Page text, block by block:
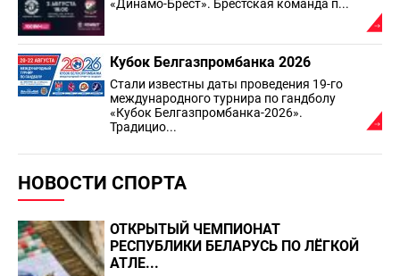
«Динамо-Брест». Брестская команда п...
Кубок Белгазпромбанка 2026
Стали известны даты проведения 19-го
международного турнира по гандболу
«Кубок Белгазпромбанка-2026».
Традицио...
НОВОСТИ СПОРТА
ОТКРЫТЫЙ ЧЕМПИОНАТ
РЕСПУБЛИКИ БЕЛАРУСЬ ПО ЛЁГКОЙ
АТЛЕ...